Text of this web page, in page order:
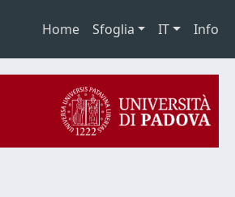
Home Sfoglia IT Info